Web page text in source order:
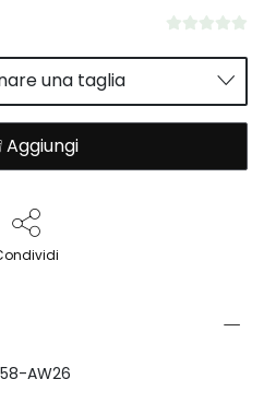
una taglia
Aggiungi
AW26